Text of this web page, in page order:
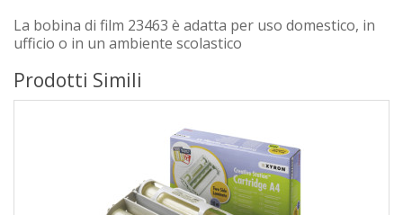
La bobina di film 23463 è adatta per uso domestico, in
ufficio o in un ambiente scolastico
Prodotti Simili